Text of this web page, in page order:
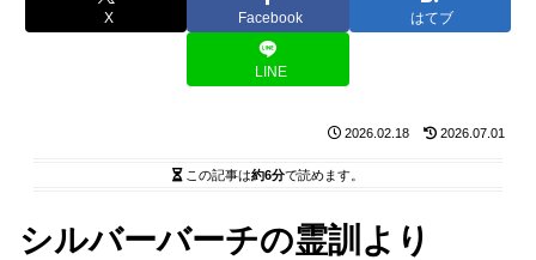
X Facebook はてブ
LINE
2026.02.18 2026.07.01
この記事は約6分で読めます。
シルバーバーチの霊訓より